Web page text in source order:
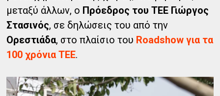
μεταξύ άλλων, ο Πρόεδρος του ΤΕΕ Γιώργος
Στασινός, σε δηλώσεις του από την
Ορεστιάδα, στο πλαίσιο του Roadshow για τα
100 χρόνια ΤΕΕ.